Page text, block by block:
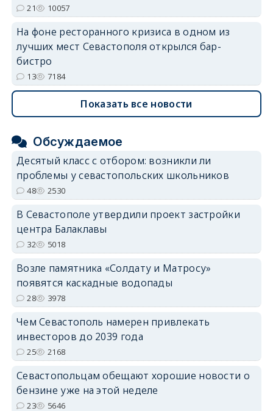
21 10057
На фоне ресторанного кризиса в одном из
лучших мест Севастополя открылся бар-
бистро
13 7184
Показать все новости
Обсуждаемое
Десятый класс с отбором: возникли ли
проблемы у севастопольских школьников
48 2530
В Севастополе утвердили проект застройки
центра Балаклавы
32 5018
Возле памятника «Солдату и Матросу»
появятся каскадные водопады
28 3978
Чем Севастополь намерен привлекать
инвесторов до 2039 года
25 2168
Севастопольцам обещают хорошие новости о
бензине уже на этой неделе
23 5646